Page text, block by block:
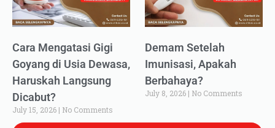
Cara Mengatasi Gigi
Goyang di Usia Dewasa,
Haruskah Langsung
Dicabut?
July 15, 2026 No Comments
Demam Setelah
Imunisasi, Apakah
Berbahaya?
July 8, 2026 No Comments